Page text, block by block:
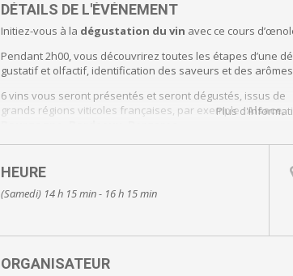
Plus
DÉTAILS DE L'ÉVÉNEMENT
Initiez-vous à la dégustation du vin avec ce cours
Pendant 2h00, vous découvrirez toutes les étapes d’une
gustatif et olfactif, identification des saveurs et des
6 vins vous seront présentés et seront dégustés, issus de
grands régions viticoles françaises, par exemple :Alsace,
HEURE
(Samedi) 14 h 15 min - 16 h 15 min
ORGANISATEUR